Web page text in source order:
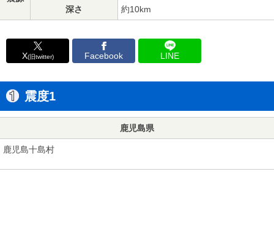
深さ 約10km
X(旧twitter) Facebook LINE
震度1
鹿児島県
鹿児島十島村